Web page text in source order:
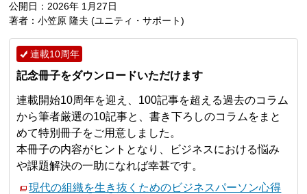
公開日：2026年 1月27日
著者：小笠原 隆夫 (ユニティ・サポート)
連載10周年
記念冊子をダウンロードいただけます
連載開始10周年を迎え、100記事を超える過去のコラム
から筆者厳選の10記事と、書き下ろしのコラムをまと
めて特別冊子をご用意しました。
本冊子の内容がヒントとなり、ビジネスにおける悩み
や課題解決の一助になれば幸甚です。
現代の組織を生き抜くためのビジネスパーソン心得